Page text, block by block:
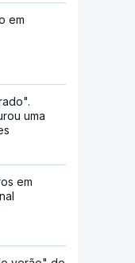
em
uma
em